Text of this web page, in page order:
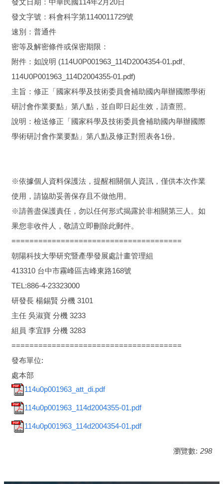
發文日期：中華民國114年2月20日
發文字號：科會科字第1140011729號
速別：普通件
密等及解密條件或保密期限：
附件：如說明 (114U0P001963_114D2004354-01.pdf、
114U0P001963_114D2004355-01.pdf)
主旨：修正「國家科學及技術委員會補助國內舉辦國際學術
研討會作業要點」第八點，並自即日起生效，請查照。
說明：檢送修正「國家科學及技術委員會補助國內舉辦國際
學術研討會作業要點」第八點及修正對照表各1份。
※依據個人資料保護法，提醒相關個人資訊，僅供本次作業
使用，請協助妥善保存且不做他用。
※請善盡保護責任，勿以任何形式揭露於非相關第三人。如
果您非收件人，敬請立即刪除此郵件。
======================================
朝陽科技大學研究暨產學發展處計畫管理組
413310 台中市霧峰區吉峰東路168號
TEL:886-4-23323000
研發長 楊錫賢 分機 3101
主任 吳淑寶 分機 3233
組員 李宜靜 分機 3283
======================================
發布單位:
處本部
114u0p001963_att_di.pdf
114u0p001963_114d2004355-01.pdf
114u0p001963_114d2004354-01.pdf
瀏覽數: 298